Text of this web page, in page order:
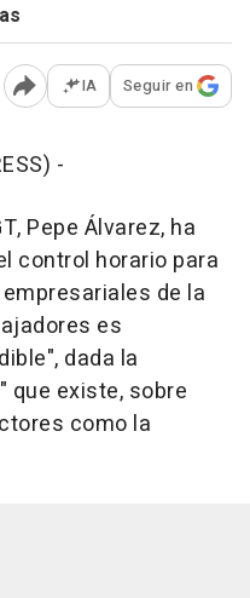
Abrir opciones para
IA Seguir en
-
Pepe Álvarez, ha
control horario para
de la
es
dada la
que existe, sobre
como la